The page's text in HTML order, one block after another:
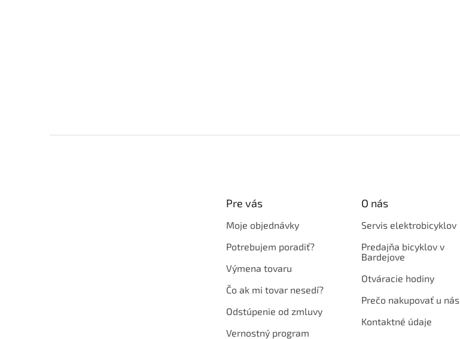
Pre vás
Moje objednávky
Potrebujem poradiť?
Výmena tovaru
Čo ak mi tovar nesedí?
Odstúpenie od zmluvy
Vernostný program
O nás
Servis elektrobicyklov
Predajňa bicyklov v
Bardejove
Otváracie hodiny
Prečo nakupovať u nás
Kontaktné údaje